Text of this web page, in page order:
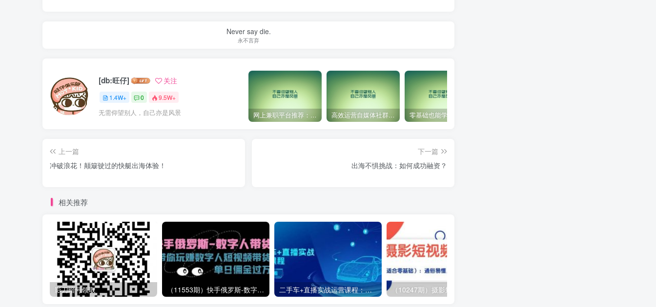
Never say die.
永不言弃
[db:旺仔] 关注
1.4W+ 0 9.5W+
无需仰望别人，自己亦是风景 网上兼职平台推荐：国外网赚任务！ 高效运营自媒体社群，让内容更有价值！
上一篇
冲破浪花！颠簸驶过的快艇出海体验！
下一篇
出海不惧挑战：如何成功融资？
相关推荐
影刀暗号领取 （11553期）快手俄罗斯-数字人带货，带你玩赚数字人短视频带货，单日佣金过万 二手车+直播实战运营课程：直播推荐/短视频推荐/千川投放/直播全流程